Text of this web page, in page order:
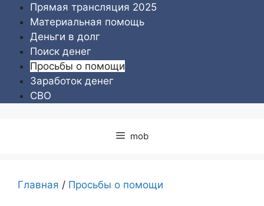
Перейти
содержимому
Прямая трансляция 2025
Материальная помощь
Деньги в долг
Поиск денег
Просьбы о помощи
Заработок денег
СВО
mob
Главная / Просьбы о помощи